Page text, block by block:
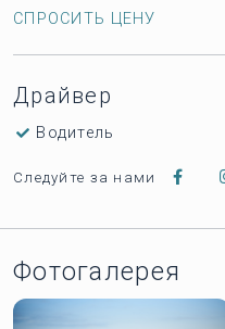
СПРОСИТЬ ЦЕНУ
Драйвер
Водитель
Следуйте за нами
Фотогалерея